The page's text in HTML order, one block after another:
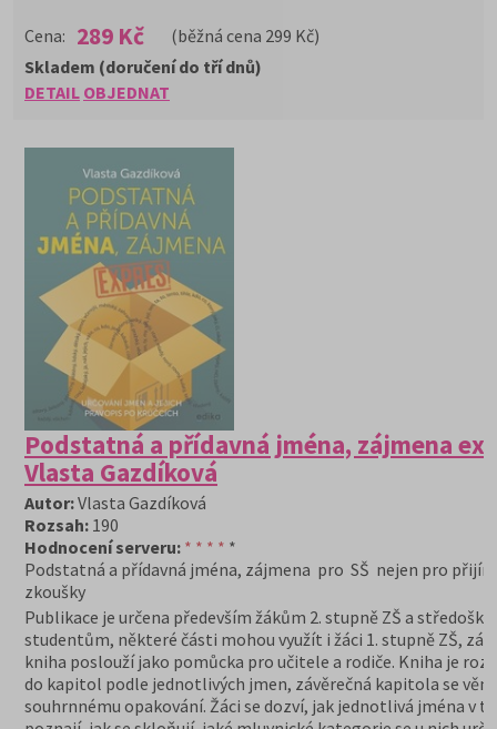
Cena: 289 Kč (běžná cena 299 Kč)
DETAIL OBJEDNAT
Skladem (doručení do tří dnů)
Podstatná a přídavná jména, zájmena
Vlasta Gazdíková
Autor:Vlasta Gazdíková
Rozsah: 190
Hodnocení serveru: * * * * *
Podstatná a přídavná jména, zájmena pro SŠ nejen pro
zkoušky
Publikace je určena především žákům 2. stupně ZŠ a
studentům, některé části mohou využít i žáci 1. stupně ZŠ,
kniha poslouží jako pomůcka pro učitele a rodiče. Kniha je
do kapitol podle jednotlivých jmen, závěrečná kapitola se
souhrnnému opakování. Žáci se dozví, jak jednotlivá jména v